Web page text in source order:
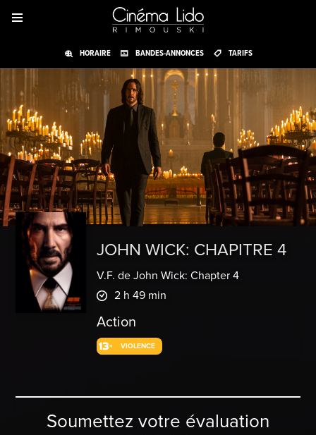
HORAIRE BANDES-ANNONCES TARIFS
JOHN WICK: CHAPITRE 4
V.F. de John Wick: Chapter 4
2 h 49 min
Action
VIOLENCE
Soumettez votre évaluation